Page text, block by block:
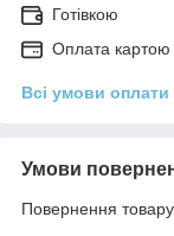
Готівкою
Оплата
Всі умови оплати
Умови
Повернення